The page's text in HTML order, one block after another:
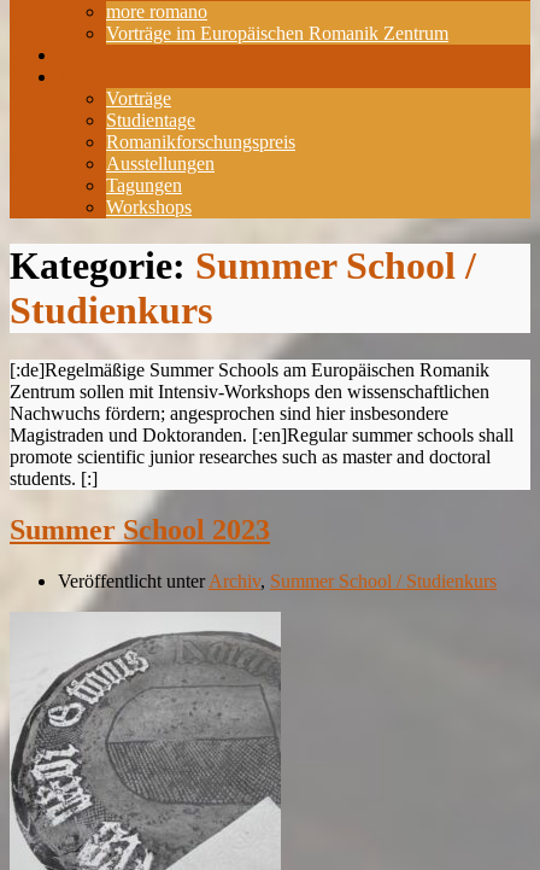
more romano
Vorträge im Europäischen Romanik Zentrum
Vorträge
Studientage
Romanikforschungspreis
Ausstellungen
Tagungen
Workshops
Kategorie: Summer School /
Studienkurs
[:de]Regelmäßige Summer Schools am Europäischen Romanik
Zentrum sollen mit Intensiv-Workshops den wissenschaftlichen
Nachwuchs fördern; angesprochen sind hier insbesondere
Magistraden und Doktoranden. [:en]Regular summer schools shall
promote scientific junior researches such as master and doctoral
students. [:]
Summer School 2023
Veröffentlicht unterArchiv, Summer School / Studienkurs